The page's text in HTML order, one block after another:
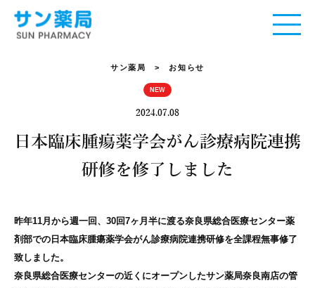
サン薬局 > お知らせ
NEW
2024.07.08
日本臨床腫瘍薬学会がん診療病院連携
研修を修了しました
昨年11月から週一回、30回7ヶ月半に渡る奈良県総合医療センター薬
剤部での日本臨床腫瘍薬学会がん診療病院連携研修を全課程無事修了
致しました。
奈良県総合医療センターの近くにオープンしたサン薬局奈良南店の管